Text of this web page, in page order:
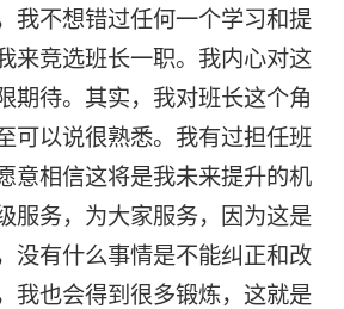
我不想错过任何一个学习和提
来竞选班长一职。我内心对这
期待。其实，我对班长这个角
可以说很熟悉。我有过担任班
意相信这将是我未来提升的机
服务，为大家服务，因为这是
没有什么事情是不能纠正和改
我也会得到很多锻炼，这就是